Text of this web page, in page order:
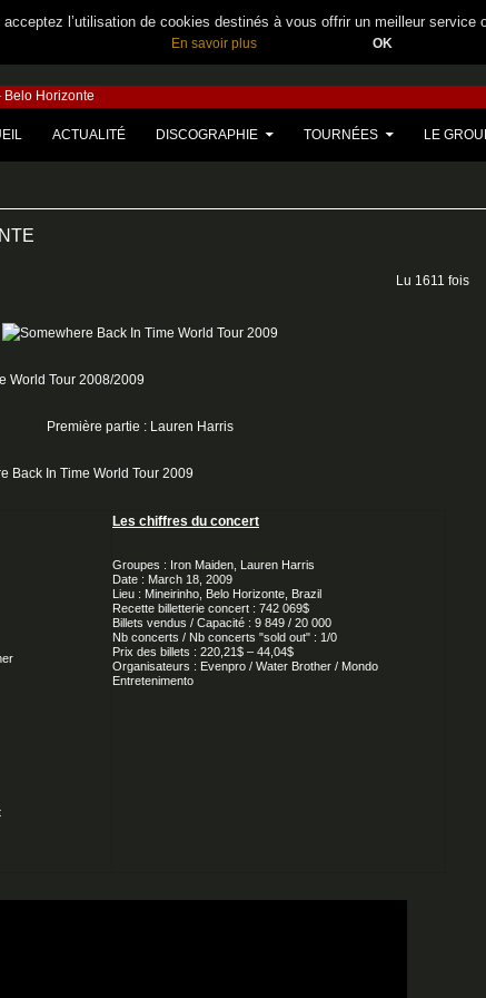
l’utilisation de cookies destinés à vous offrir un meilleur
En savoir plus OK
Belo Horizonte
ACTUALITÉ DISCOGRAPHIE TOURNÉES LE
Lu 1611 fois
Première partie : Lauren Harris
Les chiffres du concert
Groupes : Iron Maiden, Lauren Harris
Date : March 18, 2009
Lieu : Mineirinho, Belo Horizonte, Brazil
Recette billetterie concert : 742 069$
Billets vendus / Capacité : 9 849 / 20 000
Nb concerts / Nb concerts "sold out" : 1/0
Prix des billets : 220,21$ – 44,04$
Organisateurs : Evenpro / Water Brother / Mondo
Entretenimento